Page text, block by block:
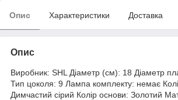
Опис Характеристики Доставка
Опис
Виробник: SHL Діаметр (см): 18 Діаметр
Тип цоколя: 9 Лампа комплекту: немає
Димчастий сірий Колір основи: Золотий